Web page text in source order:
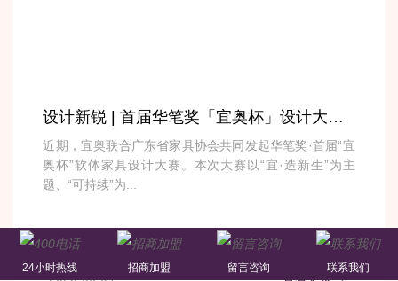
设计新锐 | 首届华笔奖「宜奥杯」设计大赛火热征集中！
近期，宜奥联合广东省家具协会共同发起华笔奖·首届“宜
奥杯”软体家具设计大赛。本次大赛以“宜·造新生”为主
题、“可持续”为...
2025-06-04 查看更多 >
24小时热线 招商加盟 留言咨询 联系我们